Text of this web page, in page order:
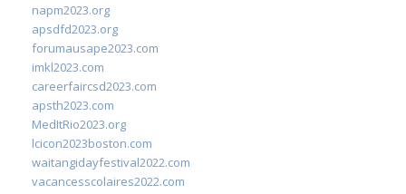
napm2023.org
apsdfd2023.org
forumausape2023.com
imkl2023.com
careerfaircsd2023.com
apsth2023.com
MedItRio2023.org
lcicon2023boston.com
waitangidayfestival2022.com
vacancesscolaires2022.com